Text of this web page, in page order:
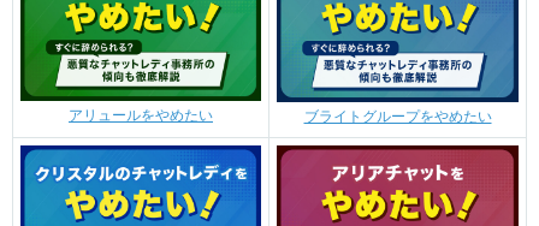
アリュールをやめたい ブライトグループをやめたい